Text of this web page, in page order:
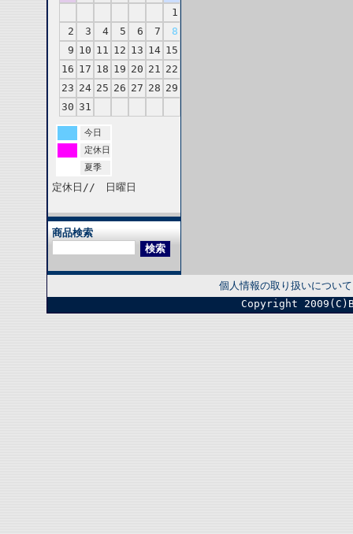
1
2
3 4 5 6 7
8
9 10 11 12 13 14 15
16 17 18 19 20 21 22
23 24 25 26 27 28 29
30 31
今日
定休日
夏季
定休日// 日曜日
商品検索
個人情報の取り扱いについて
Copyright